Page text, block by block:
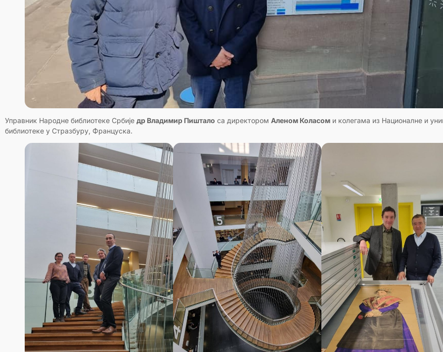
Управник Народне библиотеке Србије др Владимир Пиштало са директором Аленом Коласом и колегама из Националне и
библиотеке у Стразбуру, Француска.